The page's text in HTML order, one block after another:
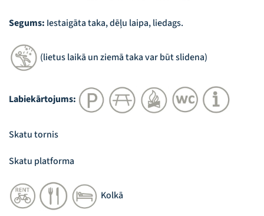
Segums: Iestaigāta taka, dēļu laipa, liedags.
(lietus laikā un ziemā taka var būt slidena)
Labiekārtojums:
Skatu tornis
Skatu platforma
Kolkā